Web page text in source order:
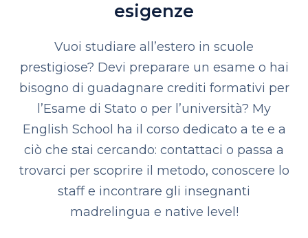
esigenze
Vuoi studiare all’estero in scuole
prestigiose? Devi preparare un esame o hai
bisogno di guadagnare crediti formativi per
l’Esame di Stato o per l’università? My
English School ha il corso dedicato a te e a
ciò che stai cercando: contattaci o passa a
trovarci per scoprire il metodo, conoscere lo
staff e incontrare gli insegnanti
madrelingua e native level!